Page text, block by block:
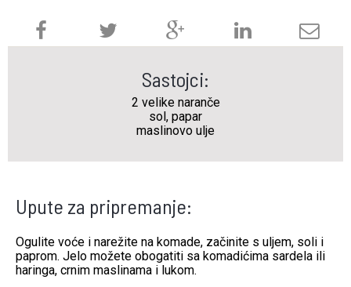
Sastojci:
2 velike naranče
sol, papar
maslinovo ulje
Upute za pripremanje:
Ogulite voće i narežite na komade, začinite s uljem, soli i
paprom. Jelo možete obogatiti sa komadićima sardela ili
haringa, crnim maslinama i lukom.